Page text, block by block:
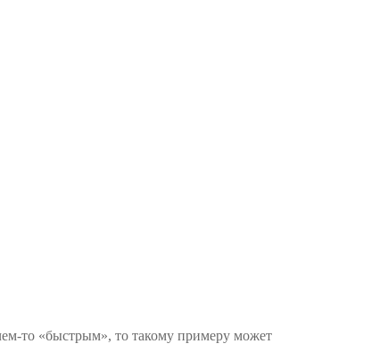
то «быстрым», то такому примеру может